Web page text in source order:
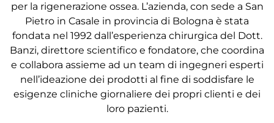
per la rigenerazione ossea. L’azienda, con sede a San
Pietro in Casale in provincia di Bologna è stata
fondata nel 1992 dall’esperienza chirurgica del Dott.
Banzi, direttore scientifico e fondatore, che coordina
e collabora assieme ad un team di ingegneri esperti
nell’ideazione dei prodotti al fine di soddisfare le
esigenze cliniche giornaliere dei propri clienti e dei
loro pazienti.